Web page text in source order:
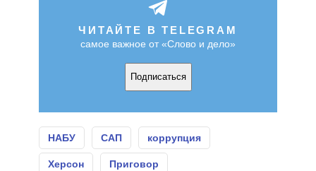
ЧИТАЙТЕ В TELEGRAM
самое важное от «Слово и дело»
Подписаться
НАБУ САП коррупция
Херсон Приговор